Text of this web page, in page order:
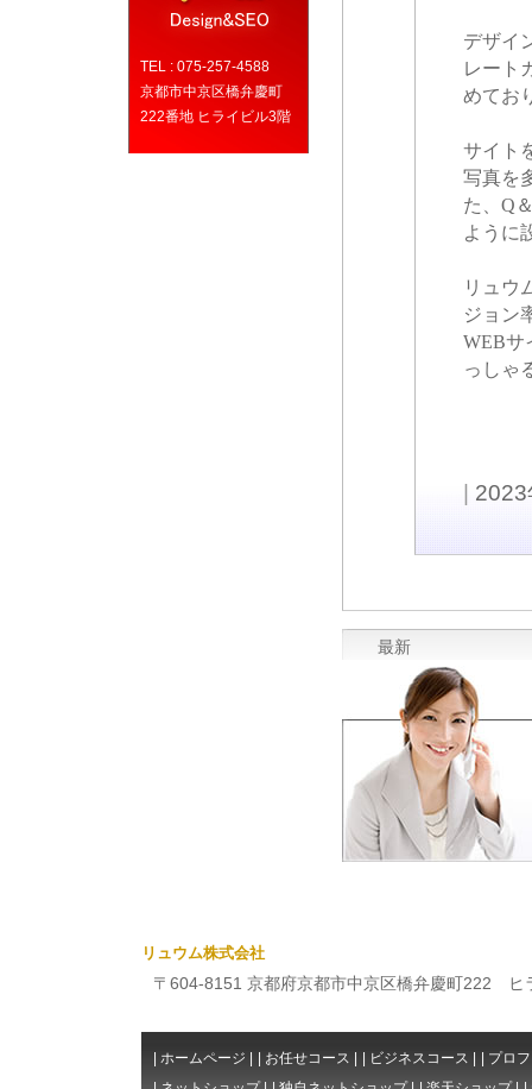
デザイ
レート
めてお
サイト
写真を
た、Q
ように
リュウ
ジョン
WEBサ
っしゃ
2023
最新
TEL : 075-257-4588
京都市中京区橋弁慶町
222番地 ヒライビル3階
リュウム株式会社
〒604-8151 京都府京都市中京区橋弁慶町222 ヒ
ホームページ お任せコース ビジネスコース
プロ